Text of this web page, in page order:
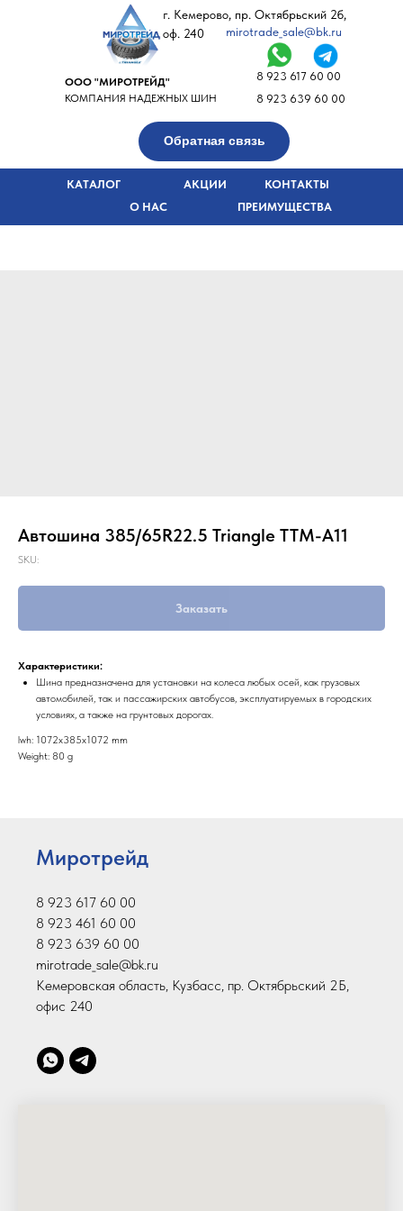
г. Кемерово, пр. Октябрьский 2б,
оф. 240
8 923 617 60 00
8 923 639 60 00
mirotrade_sale@bk.ru
Обратная связь
КАТАЛОГ
АКЦИИ
О НАС
КОНТАКТЫ
ПРЕИМУЩЕСТВА
ООО "МИРОТРЕЙД"
КОМПАНИЯ НАДЕЖНЫХ ШИН
Автошина 385/65R22.5 Triangle TTM-A11
SKU:
Заказать
Характеристики:
Шина предназначена для установки на колеса любых осей, как грузовых
автомобилей, так и пассажирских автобусов, эксплуатируемых в городских
условиях, а также на грунтовых дорогах.
lwh: 1072x385x1072 mm
Weight: 80 g
Миротрейд
8 923 617 60 00
8 923 461 60 00
8 923 639 60 00
mirotrade_sale@bk.ru
Кемеровская область, Кузбасс, пр. Октябрьский 2Б,
офис 240